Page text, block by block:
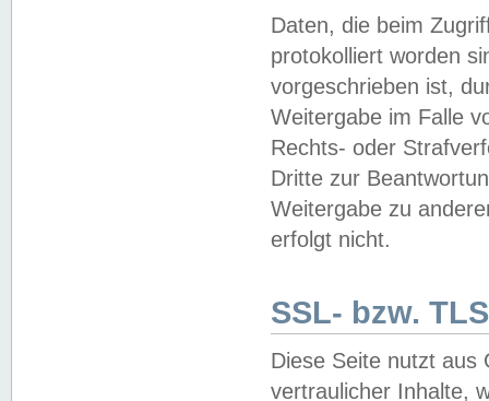
Daten, die beim
protokolliert worden
vorgeschrieben ist,
Weitergabe im Falle
Rechts- oder
Dritte zur
Weitergabe zu
erfolgt nicht.
SSL- bzw.
Diese Seite nutzt aus
vertraulicher Inhalte,